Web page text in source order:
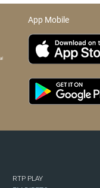
App Mobile
RTP PLAY